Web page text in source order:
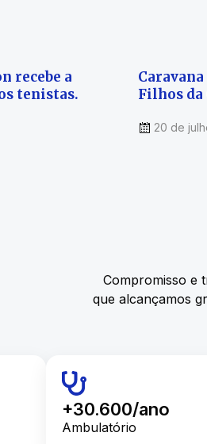
recebe a
tenistas.
Filhos da
20 de
Compromisso e
que alcançamos
+30.600/ano
Ambulatório